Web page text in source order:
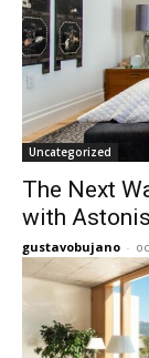
Uncategorized
The Next
with
gustavobujano -